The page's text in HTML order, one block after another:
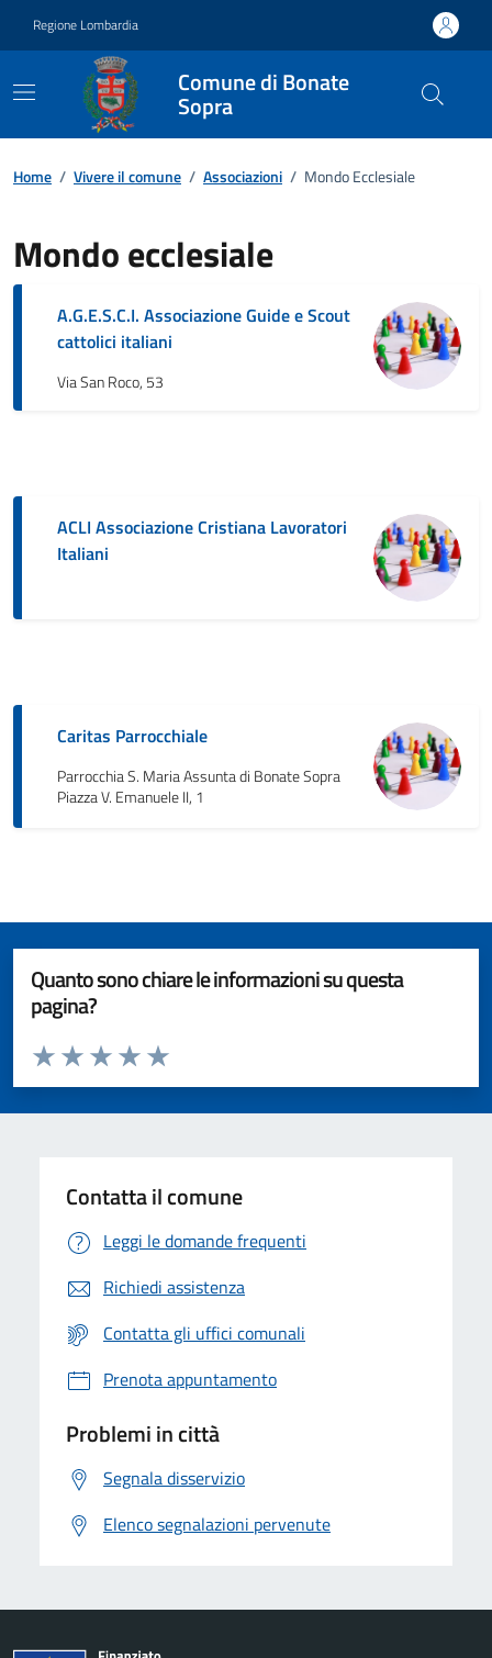
Regione Lombardia
Comune di Bonate
Sopra
Home / Vivere il comune / Associazioni / Mondo Ecclesiale
Mondo ecclesiale
A.G.E.S.C.I. Associazione Guide e Scout
cattolici italiani
Via San Roco, 53
ACLI Associazione Cristiana Lavoratori
Italiani
Caritas Parrocchiale
Parrocchia S. Maria Assunta di Bonate Sopra
Piazza V. Emanuele II, 1
Quanto sono chiare le informazioni su questa
pagina?
Valuta da 1 a 5 stelle la pagina
Valuta 5 stelle su 5
Valuta 4 stelle su 5
Valuta 3 stelle su 5
Valuta 2 stelle su 5
Valuta 1 stelle su 5
Contatta il comune
Leggi le domande frequenti
Richiedi assistenza
Contatta gli uffici comunali
Prenota appuntamento
Problemi in città
Segnala disservizio
Elenco segnalazioni pervenute